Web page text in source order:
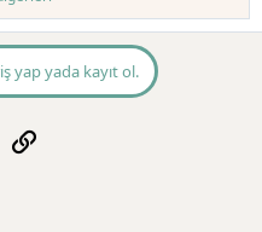
yap yada kayıt ol.
E-posta